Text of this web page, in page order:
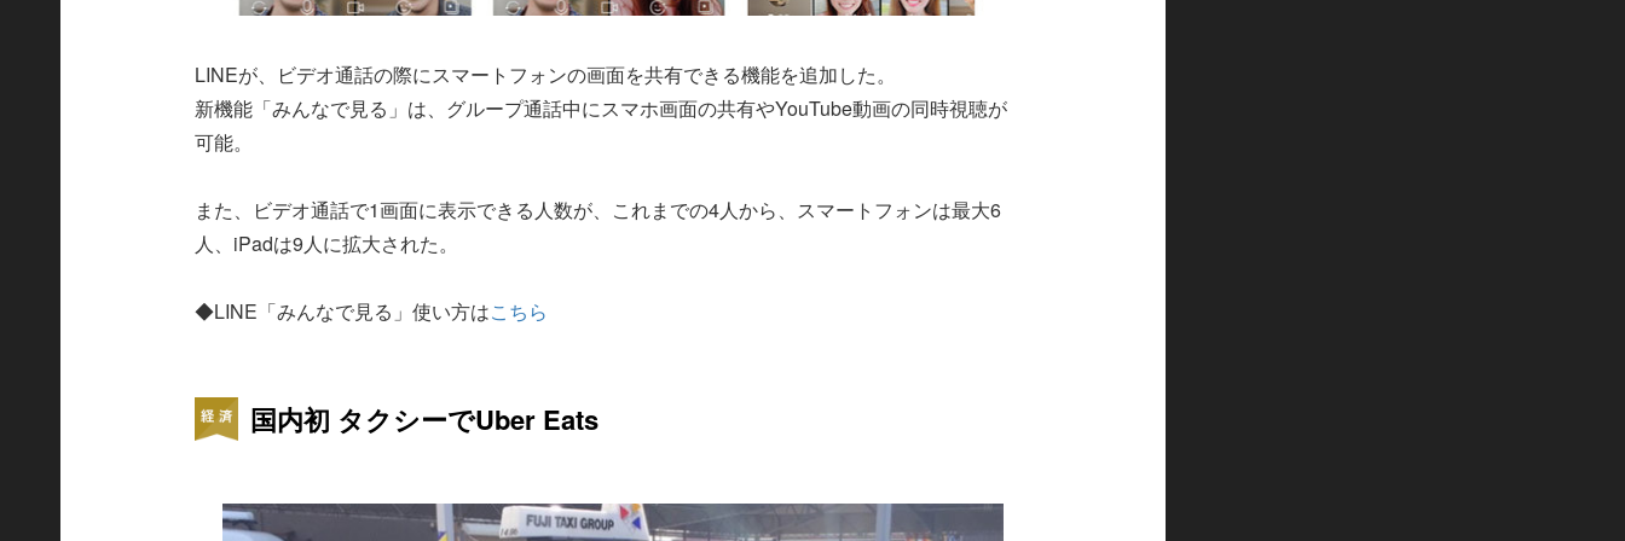
LINEが、ビデオ通話の際にスマートフォンの画面を共有できる機能を追加した。
新機能「みんなで見る」は、グループ通話中にスマホ画面の共有やYouTube動画の同時視聴が
可能。
また、ビデオ通話で1画面に表示できる人数が、これまでの4人から、スマートフォンは最大6
人、iPadは9人に拡大された。
◆LINE「みんなで見る」使い方はこちら
国内初 タクシーでUber Eats